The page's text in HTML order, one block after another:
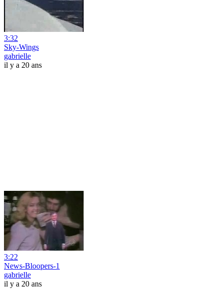
3:32
Sky-Wings
gabrielle
il y a 20 ans
3:22
News-Bloopers-1
gabrielle
il y a 20 ans